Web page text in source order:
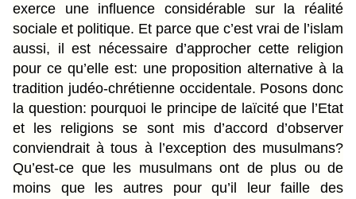
exerce une influence considérable sur la réalité
sociale et politique. Et parce que c’est vrai de l’islam
aussi, il est nécessaire d’approcher cette religion
pour ce qu’elle est: une proposition alternative à la
tradition judéo-chrétienne occidentale. Posons donc
la question: pourquoi le principe de laïcité que l’Etat
et les religions se sont mis d’accord d’observer
conviendrait à tous à l’exception des musulmans?
Qu’est-ce que les musulmans ont de plus ou de
moins que les autres pour qu’il leur faille des